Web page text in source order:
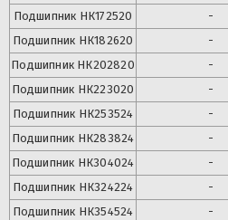
Подшипник НК172520 -
Подшипник НК182620 -
Подшипник НК202820 -
Подшипник НК223020 -
Подшипник НК253524 -
Подшипник НК283824 -
Подшипник НК304024 -
Подшипник НК324224 -
Подшипник НК354524 -